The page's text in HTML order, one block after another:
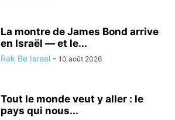
La montre de James Bond arrive
en Israël — et le...
Rak Be Israel - 10 août 2026
Tout le monde veut y aller : le
pays qui nous...